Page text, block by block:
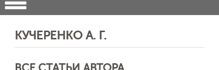
КУЧЕРЕНКО А. Г.